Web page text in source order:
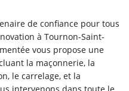
nos propositions commerciales à
de confiance pour tous
à Tournon-Saint-
vous propose une
la maçonnerie, la
le carrelage, et la